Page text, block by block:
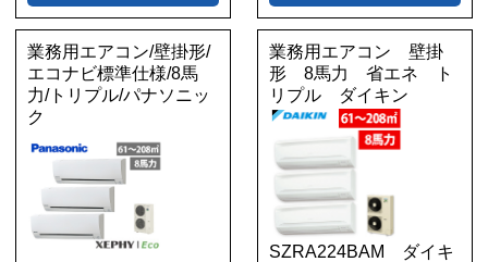
業務用エアコン/壁掛形/
エコナビ標準仕様/8馬
力/トリプル/パナソニッ
ク
業務用エアコン 壁掛
形 8馬力 省エネ ト
リプル ダイキン
SZRA224BAM ダイキ